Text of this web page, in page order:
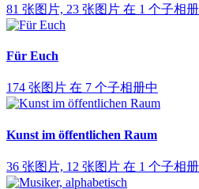
81 张图片, 23 张图片 在 1 个子相
Für Euch
174 张图片 在 7 个子相册中
Kunst im öffentlichen Raum
36 张图片, 12 张图片 在 1 个子相